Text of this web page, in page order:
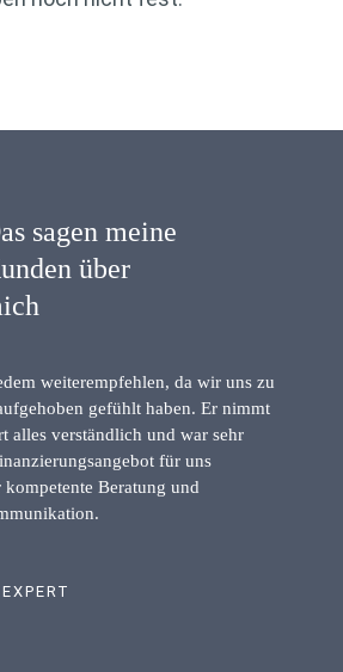
sagen meine
über
weiterempfehlen, da wir uns zu
gefühlt haben. Er nimmt
alles verständlich und war sehr
für uns
kompetente Beratung und